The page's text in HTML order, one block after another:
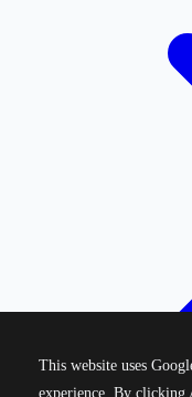
This website uses
experience. By clicking